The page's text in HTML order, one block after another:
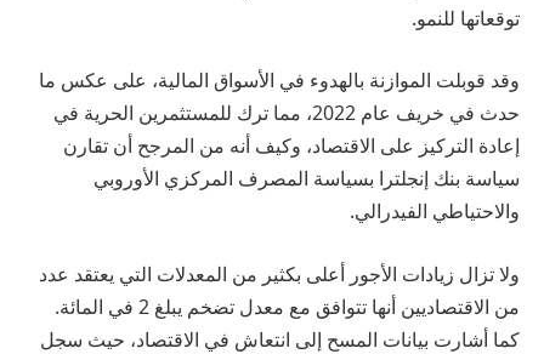
توقعاتها للنمو.
وقد قوبلت الموازنة بالهدوء في الأسواق المالية، على عكس ما
حدث في خريف عام 2022، مما ترك للمستثمرين الحرية في
إعادة التركيز على الاقتصاد، وكيف أنه من المرجح أن تقارن
سياسة بنك إنجلترا بسياسة المصرف المركزي الأوروبي
والاحتياطي الفيدرالي.
ولا تزال زيادات الأجور أعلى بكثير من المعدلات التي يعتقد عدد
من الاقتصاديين أنها تتوافق مع معدل تضخم يبلغ 2 في المائة.
كما أشارت بيانات المسح إلى انتعاش في الاقتصاد، حيث سجل